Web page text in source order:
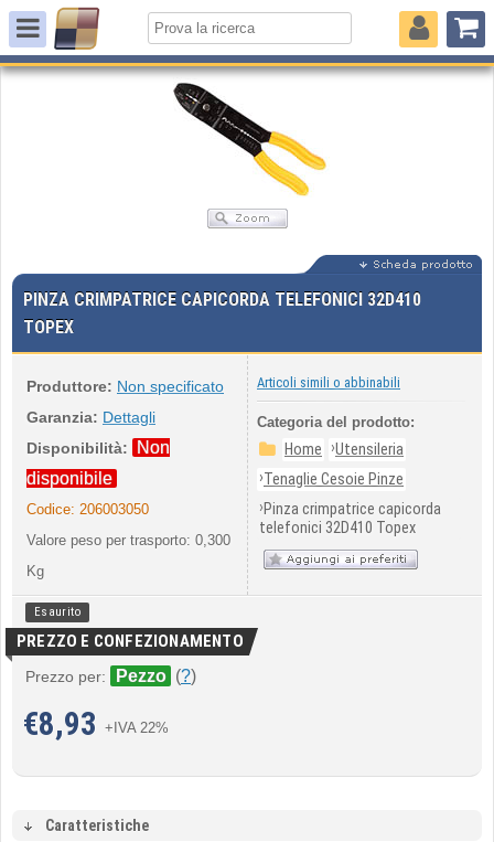
PINZA CRIMPATRICE CAPICORDA TELEFONICI 32D410
TOPEX
Produttore: Non specificato
Garanzia: Dettagli
Disponibilità:
Non
disponibile
Codice: 206003050
Valore peso per trasporto: 0,300
Kg
Articoli simili o abbinabili
Categoria del prodotto:
Home ›Utensileria
›Tenaglie Cesoie Pinze
›Pinza crimpatrice capicorda
telefonici 32D410 Topex
Esaurito
PREZZO E CONFEZIONAMENTO
Prezzo per: Pezzo (?)
€8,93 +IVA 22%
Caratteristiche